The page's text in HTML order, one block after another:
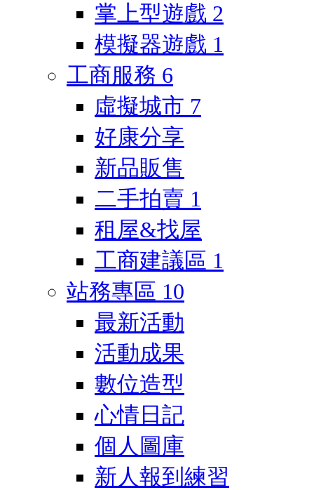
掌上型遊戲 2
模擬器遊戲 1
工商服務 6
虛擬城市 7
好康分享
新品販售
二手拍賣 1
租屋&找屋
工商建議區 1
站務專區 10
最新活動
活動成果
數位造型
心情日記
個人圖庫
新人報到練習